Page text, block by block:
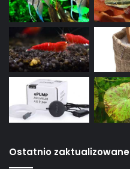
Ostatnio zaktualizowane